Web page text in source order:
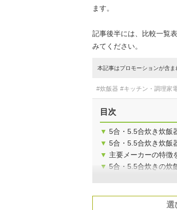
ます。
記事後半には、比較一覧
みてください。
本記事はプロモーションが含ま
#炊飯器 #キッチン・調理家
目次
▼ 5合・5.5合炊き炊飯
▼ 5合・5.5合炊き炊飯
▼ 主要メーカーの特徴
▼ 5合・5.5合炊きの炊
選